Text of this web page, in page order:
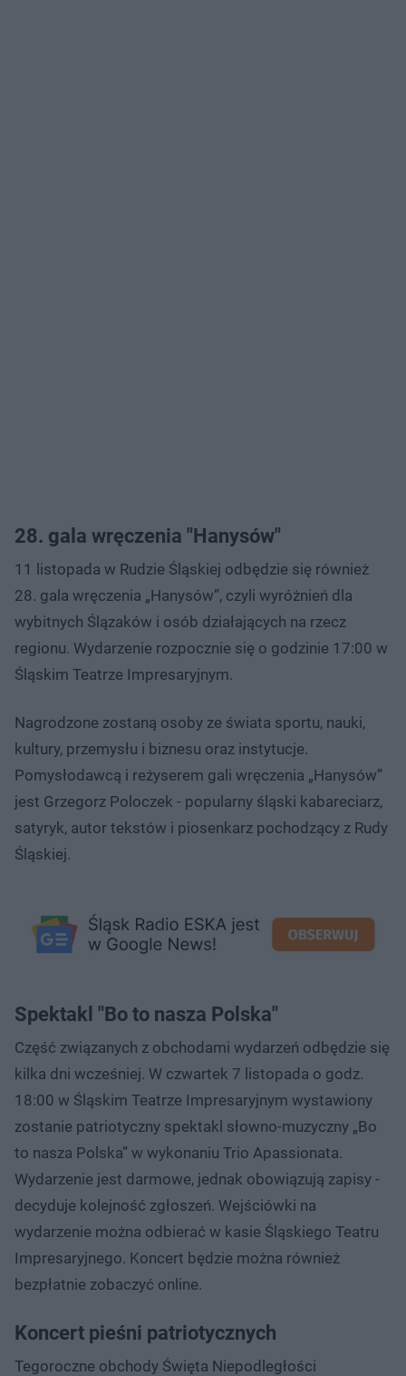
28. gala wręczenia "Hanysów"
11 listopada w Rudzie Śląskiej odbędzie się również
28. gala wręczenia „Hanysów”, czyli wyróżnień dla
wybitnych Ślązaków i osób działających na rzecz
regionu. Wydarzenie rozpocznie się o godzinie 17:00 w
Śląskim Teatrze Impresaryjnym.
Nagrodzone zostaną osoby ze świata sportu, nauki,
kultury, przemysłu i biznesu oraz instytucje.
Pomysłodawcą i reżyserem gali wręczenia „Hanysów”
jest Grzegorz Poloczek - popularny śląski kabareciarz,
satyryk, autor tekstów i piosenkarz pochodzący z Rudy
Śląskiej.
Spektakl "Bo to nasza Polska"
Część związanych z obchodami wydarzeń odbędzie się
kilka dni wcześniej. W czwartek 7 listopada o godz.
18:00 w Śląskim Teatrze Impresaryjnym wystawiony
zostanie patriotyczny spektakl słowno-muzyczny „Bo
to nasza Polska” w wykonaniu Trio Apassionata.
Wydarzenie jest darmowe, jednak obowiązują zapisy -
decyduje kolejność zgłoszeń. Wejściówki na
wydarzenie można odbierać w kasie Śląskiego Teatru
Impresaryjnego. Koncert będzie można również
bezpłatnie zobaczyć online.
Koncert pieśni patriotycznych
Tegoroczne obchody Święta Niepodległości